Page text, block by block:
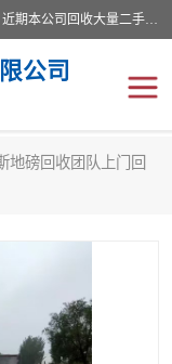
本公司常年出售回收二手地磅，回收出售二手地磅。 近期本公司回收大量二手地磅，型号齐全，宽度从2米到3.5米，长度5米到25米，承重吨位从10到200吨，成色7—9成新。 ? 使用年限6个月至2年，产品来源于个人闲置品，工矿企业停用品，因小换大而来。 精准度和新的一样， 二手地磅是内行人的选择，打个电话就省钱朋友您好等什么
公司
地磅回收团队上门回
机